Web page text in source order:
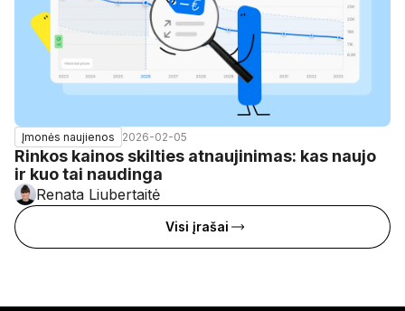
Įmonės naujienos 2026-02-05
Rinkos kainos skilties atnaujinimas: kas naujo
ir kuo tai naudinga
Renata Liubertaitė
Visi įrašai